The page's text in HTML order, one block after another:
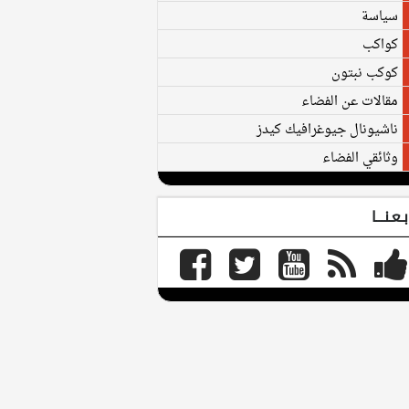
سياسة
كواكب
كوكب نبتون
مقالات عن الفضاء
ناشيونال جيوغرافيك كيدز
وثائقي الفضاء